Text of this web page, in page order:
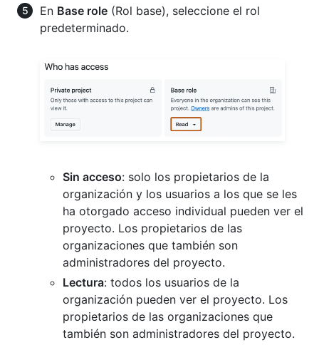
En Base role (Rol base), seleccione el rol
predeterminado.
Sin acceso: solo los propietarios de la
organización y los usuarios a los que se les
ha otorgado acceso individual pueden ver el
proyecto. Los propietarios de las
organizaciones que también son
administradores del proyecto.
Lectura: todos los usuarios de la
organización pueden ver el proyecto. Los
propietarios de las organizaciones que
también son administradores del proyecto.